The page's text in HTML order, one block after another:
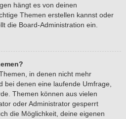
hängt es von deinen
Themen erstellen kannst oder
die Board-Administration ein.
in denen nicht mehr
bei denen eine laufende Umfrage,
Themen können aus vielen
oder Administrator gesperrt
die Möglichkeit, deine eigenen